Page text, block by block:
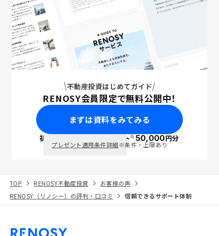
不動産投資はじめてガイド
RENOSY会員限定で無料公開中！
まずは資料をみてみる
初回面談で ポイント※50,000円分
プレゼント適用条件詳細※条件・上限あり
TOP RENOSY不動産投資
お客様の声
RENOSY（リノシー）の評判・口コミ
信頼できるサポート体制